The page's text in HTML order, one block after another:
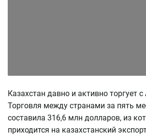
Казахстан давно и активно торгует
Торговля между странами за пять
составила 316,6 млн долларов, из
приходится на казахстанский